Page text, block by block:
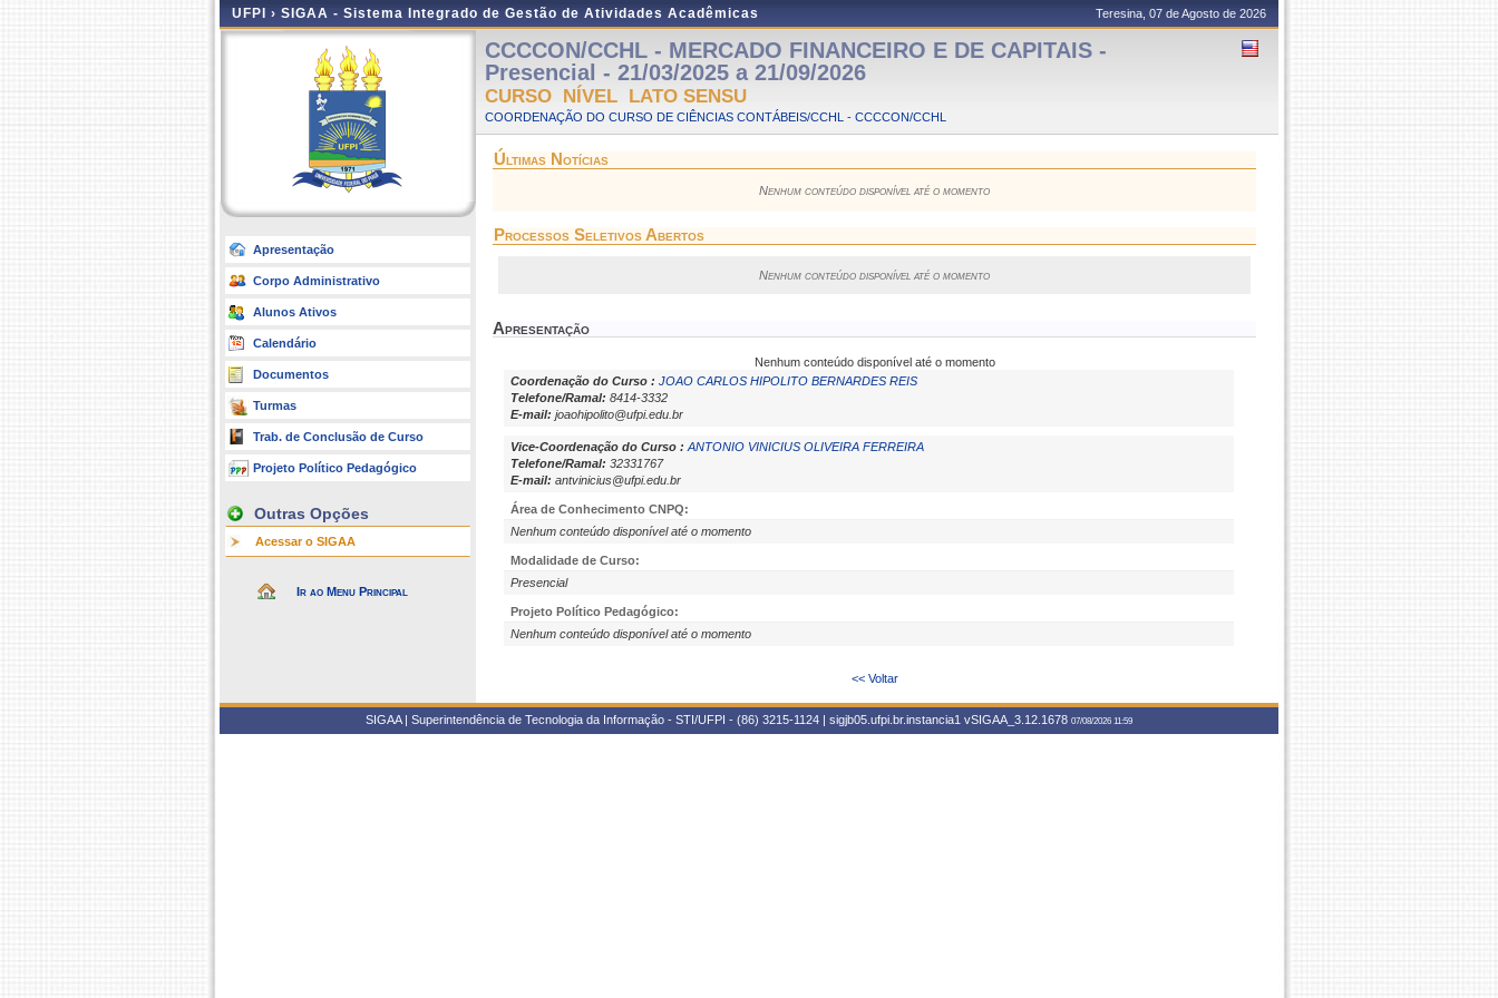
UFPI › SIGAA - Sistema Integrado de Gestão de Atividades Acadêmicas Teresina, 07 de Agosto de 2026
Apresentação
Corpo Administrativo
Alunos Ativos
Calendário
Documentos
Turmas
Trab. de Conclusão de Curso
Projeto Político Pedagógico
Outras Opções
Acessar o SIGAA
Ir ao Menu Principal
CCCCON/CCHL - MERCADO FINANCEIRO E DE CAPITAIS -
Presencial - 21/03/2025 a 21/09/2026
CURSO NÍVEL LATO SENSU
COORDENAÇÃO DO CURSO DE CIÊNCIAS CONTÁBEIS/CCHL - CCCCON/CCHL
Últimas Notícias
Nenhum conteúdo disponível até o momento
Processos Seletivos Abertos
Nenhum conteúdo disponível até o momento
Apresentação
Nenhum conteúdo disponível até o momento
Coordenação do Curso : JOAO CARLOS HIPOLITO BERNARDES REIS
Telefone/Ramal: 8414-3332
E-mail: joaohipolito@ufpi.edu.br
Vice-Coordenação do Curso : ANTONIO VINICIUS OLIVEIRA FERREIRA
Telefone/Ramal: 32331767
E-mail: antvinicius@ufpi.edu.br
Área de Conhecimento CNPQ:
Nenhum conteúdo disponível até o momento
Modalidade de Curso:
Presencial
Projeto Político Pedagógico:
Nenhum conteúdo disponível até o momento
<< Voltar
SIGAA | Superintendência de Tecnologia da Informação - STI/UFPI - (86) 3215-1124 | sigjb05.ufpi.br.instancia1 vSIGAA_3.12.1678 07/08/2026 11:59